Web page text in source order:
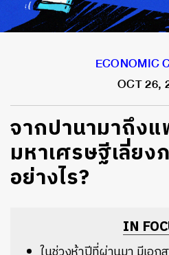
ECONOMIC
OCT 26,
จากปานามาถึงแ
มหาเศรษฐีเลี่ยง
อย่างไร?
IN